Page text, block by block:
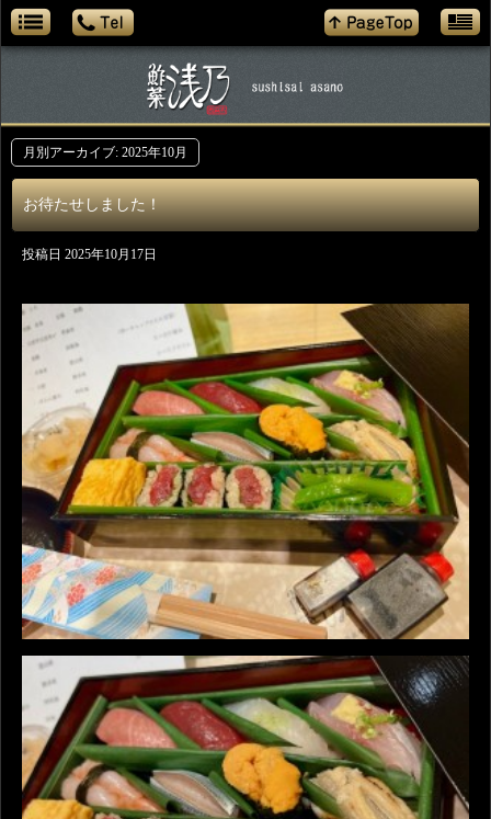
月別アーカイブ: 2025年10月
お待たせしました！
投稿日 2025年10月17日